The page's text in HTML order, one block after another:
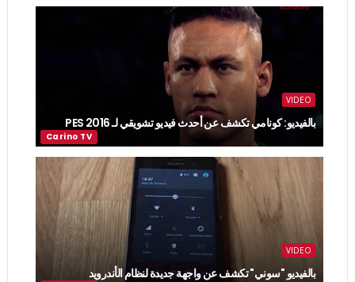
VIDEO
بالفيديو: كونامي تكشف عن أحدث فيديو تشويقي لـ PES 2016
VIDEO
بالفيديو "سوني" تكشف عن واجهة جديدة لنظام الأندرويد